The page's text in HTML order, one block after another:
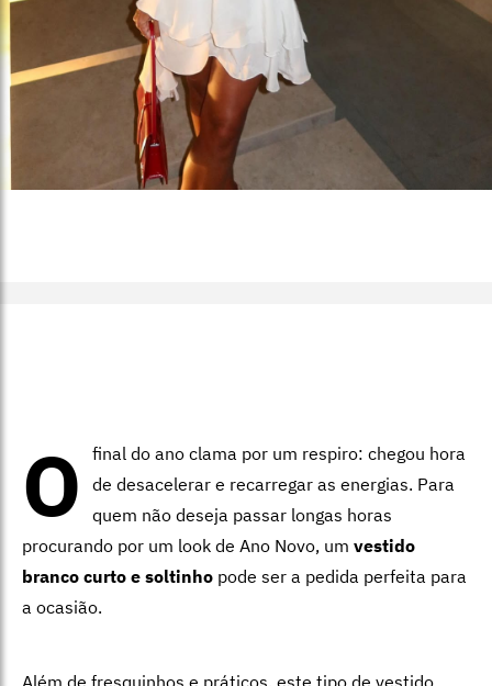
O
final do ano clama por um respiro: chegou hora
de desacelerar e recarregar as energias. Para
quem não deseja passar longas horas
procurando por um look de Ano Novo, um vestido
branco curto e soltinho pode ser a pedida perfeita para
a ocasião.